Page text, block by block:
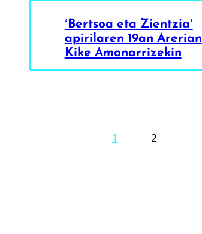
‘Bertsoa eta Zientzia’
apirilaren 19an Arerian
Kike Amonarrizekin
1 2